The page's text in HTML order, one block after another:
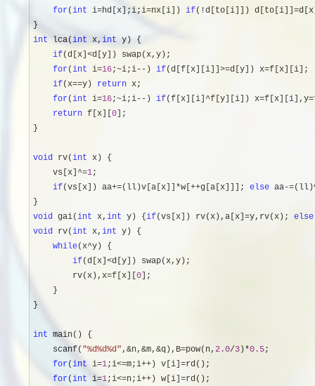
for (int i=hd[x];i;i=nx[i]) if(!d[to[i]])
int lca(int x, int y) {
if(d[x]<d[y]) swap(x,y);
for (int i=16;~i;i--) if(d[f[x][i]]>=d[y]) x=f[x][i];
if(x==y) return x;
for (int i=16;~i;i--) if(f[x][i]^f[y][i]) x=f[x][i],y=
return f[x][ 0 ];
}
void rv(int x) {
    vs[x]
^=1;
if(vs[x]) aa+=(ll)v[a[x]]*w[++g[a[x]]]; else aa-
void gai(int x, int y) { if(vs[x]) rv(x),a[x]=y,rv(x); else
void rv(int x, int y) {
while(x^y) {
if(d[x]<d[y]) swap(x,y);
        rv(x),x
=f[x][ 0 ];
    }
}
int main() {
    scanf(
"%d%d%d" ,&n,&m,&q),B=pow(n, 2.0/3 )*0.5;
for (int i=1;i<=m;i++) v[i]=rd();
for(int i=1;i<=n;i++) w[i]=rd();